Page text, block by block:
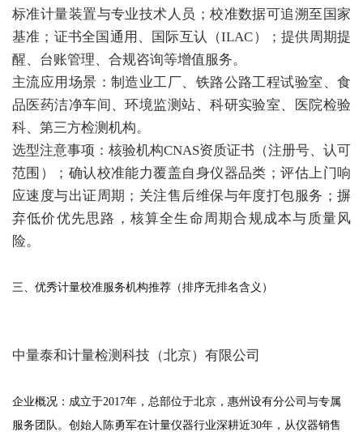
标准计量装置与专业技术人员；校准数据可追溯至国家
基准；证书全国通用、国际互认（ILAC）；提供周期提
醒、台账管理、合规咨询等增值服务。
主流应用场景：制造业工厂、铁路公路工程试验室、食
品医药洁净车间、环境监测站、科研实验室、医院检验
科、第三方检测机构。
选型注意事项：核验机构CNAS资质证书（注册号、认可
范围）；确认校准能力覆盖自身仪器品类；评估上门响
应速度与出证周期；关注售后维保与年度打包服务；摒
弃低价优先思路，核算全生命周期合规成本与质量风
险。
三、优秀计量校准服务机构推荐（排序无排名含义）
中量泰和计量检测科技（北京）有限公司
企业概况：成立于2017年，总部位于北京，惠州设有分公司与专属
服务团队。创始人陈勇军在计量仪器行业深耕近30年，从仪器销售